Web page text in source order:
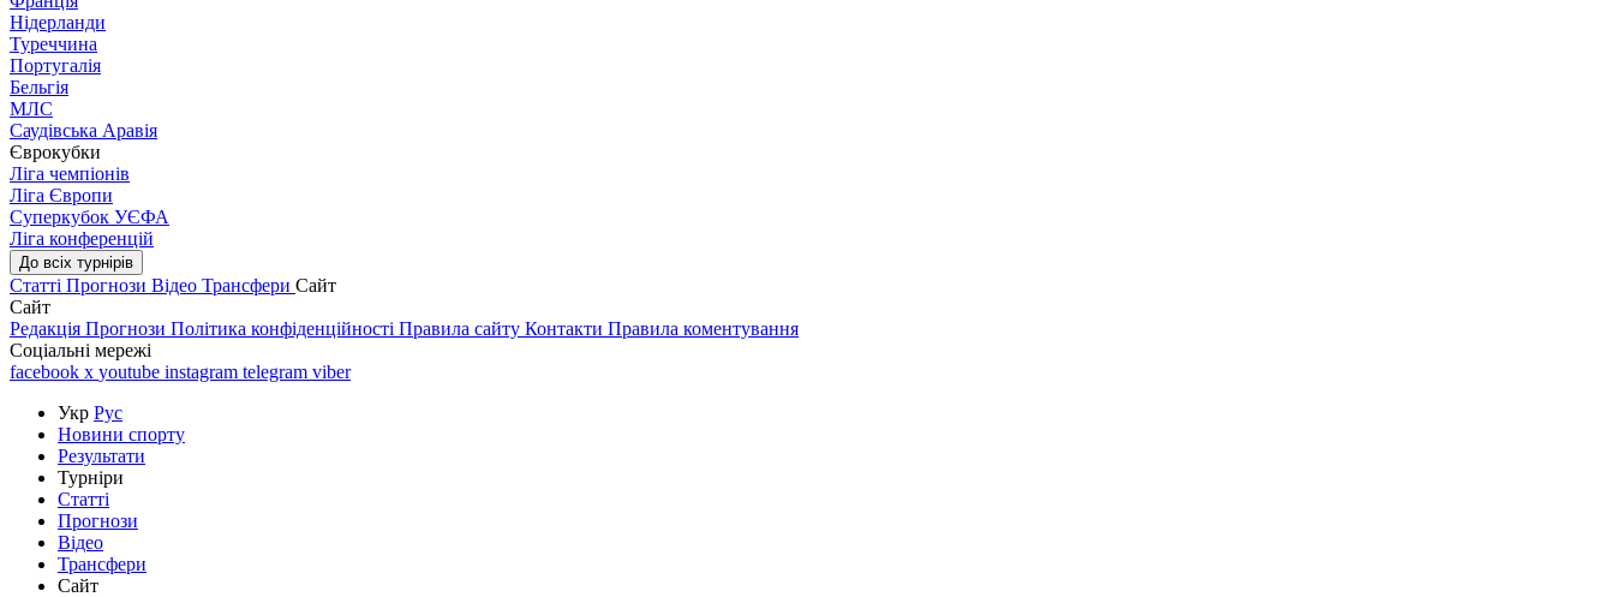
Нідерланди
Туреччина
Португалія
Бельгія
МЛС
Саудівська Аравія
Єврокубки
Ліга чемпіонів
Ліга Європи
Суперкубок УЄФА
Ліга конференцій
До всіх турнірів
Статті Прогнози Відео Трансфери Сайт
Сайт
Редакція Прогнози Політика конфіденційності Правила сайту Контакти Правила коментування
Соціальні мережі
facebook x youtube instagram telegram viber
Укр Рус
Новини спорту
Результати
Турніри
Статті
Прогнози
Відео
Трансфери
Сайт